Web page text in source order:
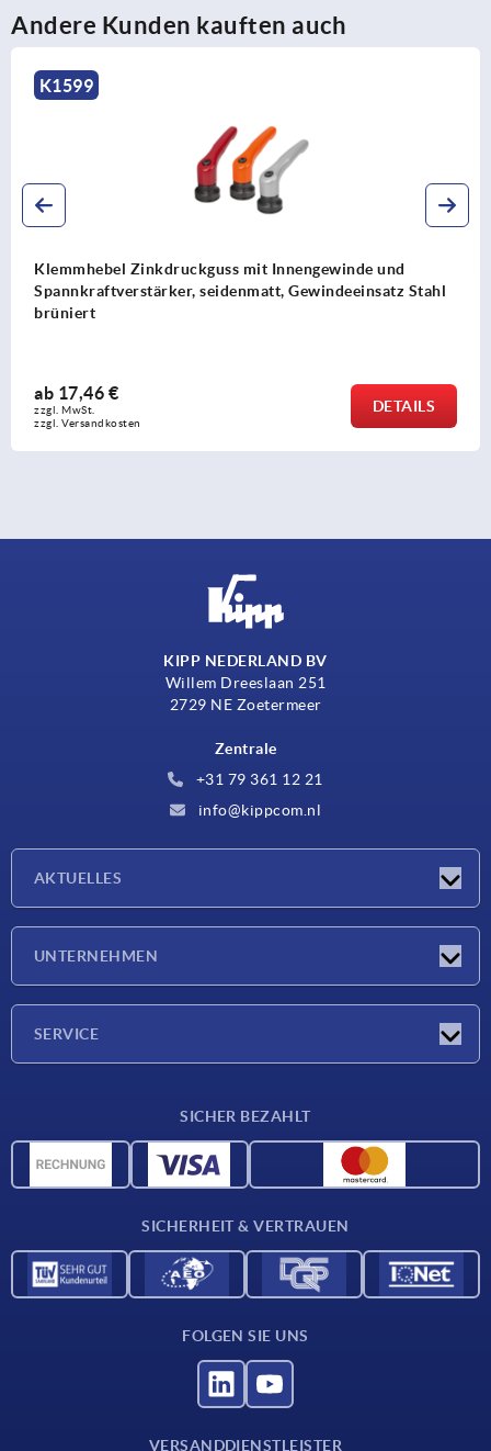
Andere Kunden kauften auch
mit Innengewinde und
Gewindeeinsatz Stahl
Klemmhebel
Innengewinde,
12,21 €
zzgl. Versandkosten
KIPP NEDERLAND BV
Willem Dreeslaan 251
2729 NE Zoetermeer
Zentrale
+31 79 361 12 21
info@kippcom.nl
AKTUELLES
UNTERNEHMEN
SERVICE
CAD-Daten
SICHER BEZAHLT
SICHERHEIT & VERTRAUEN
FOLGEN SIE UNS
VERSANDDIENSTLEISTER